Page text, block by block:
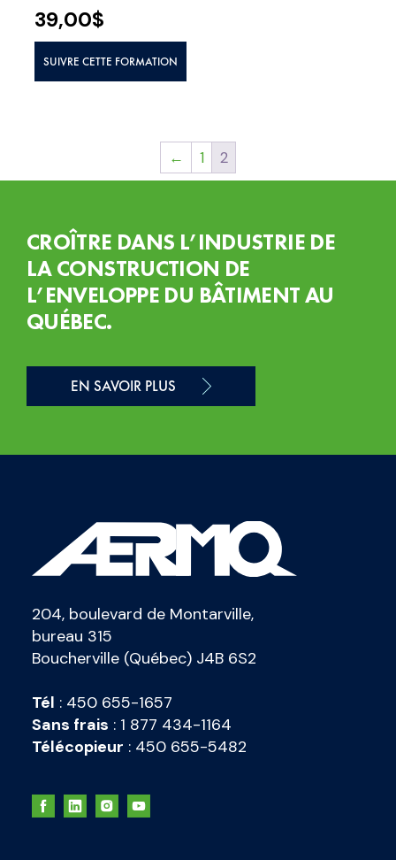
39,00$
SUIVRE CETTE FORMATION
← 1 2
CROÎTRE DANS L’INDUSTRIE DE
LA CONSTRUCTION DE
L’ENVELOPPE DU BÂTIMENT AU
QUÉBEC.
EN SAVOIR PLUS
204, boulevard de Montarville,
bureau 315
Boucherville (Québec) J4B 6S2
Tél : 450 655-1657
Sans frais : 1 877 434-1164
Télécopieur : 450 655-5482